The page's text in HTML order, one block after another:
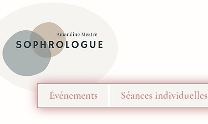
Événements Séances individuelles